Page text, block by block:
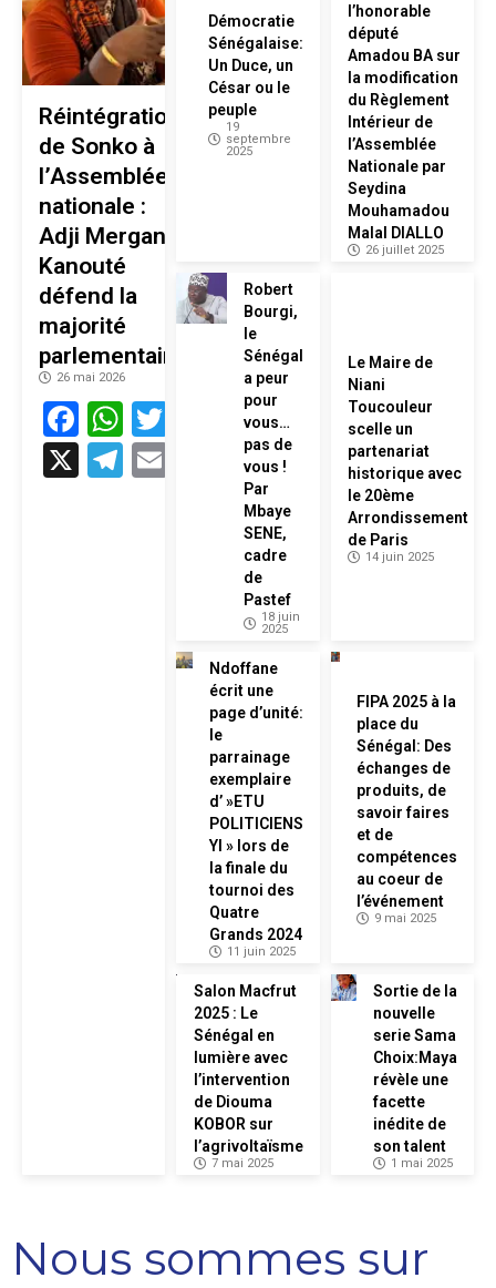
Réintégration
de Sonko à
l’Assemblée
nationale :
Adji Mergane
Kanouté
défend la
majorité
parlementaire
26 mai 2026
Facebook
WhatsApp
Twitter
X
Telegram
Email
Démocratie
Sénégalaise:
Un Duce, un
César ou le
peuple
19
septembre
2025
l’honorable
député
Amadou BA sur
la modification
du Règlement
Intérieur de
l’Assemblée
Nationale par
Seydina
Mouhamadou
Malal DIALLO
26 juillet 2025
Robert
Bourgi,
le
Sénégal
a peur
pour
vous…
pas de
vous !
Par
Mbaye
SENE,
cadre
de
Pastef
18 juin
2025
Le Maire de
Niani
Toucouleur
scelle un
partenariat
historique avec
le 20ème
Arrondissement
de Paris
14 juin 2025
Ndoffane
écrit une
page d’unité:
le
parrainage
exemplaire
d’ »ETU
POLITICIENS
YI » lors de
la finale du
tournoi des
Quatre
Grands 2024
11 juin 2025
FIPA 2025 à la
place du
Sénégal: Des
échanges de
produits, de
savoir faires
et de
compétences
au coeur de
l’événement
9 mai 2025
Salon Macfrut
2025 : Le
Sénégal en
lumière avec
l’intervention
de Diouma
KOBOR sur
l’agrivoltaïsme
7 mai 2025
Sortie de la
nouvelle
serie Sama
Choix:Maya
révèle une
facette
inédite de
son talent
1 mai 2025
Nous sommes sur